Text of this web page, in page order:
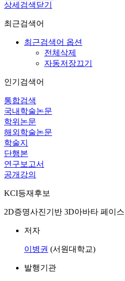
상세검색닫기
최근검색어
최근검색어 옵션
전체삭제
자동저장끄기
인기검색어
통합검색
국내학술논문
학위논문
해외학술논문
학술지
단행본
연구보고서
공개강의
KCI등재후보
2D증명사진기반 3D아바타 페이
저자
이병권 (서원대학교)
발행기관